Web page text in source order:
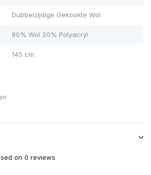
Dubbelzijdige Gekookte Wol
80% Wol 20% Polyacryl
145 cm
on 0 reviews